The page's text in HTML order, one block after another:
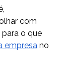
com
o que
empresa no